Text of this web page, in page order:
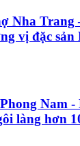
Nha
vị đặc sản
Nam
làng hơn